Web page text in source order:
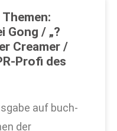
Gong / „?
Creamer /
Profi des
auf buch-
der